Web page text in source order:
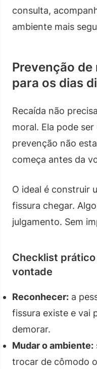
consulta,
ambiente mais
Prevenção
para os dias
Recaída não
moral. Ela pode
prevenção não
começa antes da
O ideal é construir
fissura chegar.
julgamento. Sem
Checklist
vontade
Reconhecer: a
fissura existe e vai
demorar.
Mudar o ambiente:
trocar de cômodo